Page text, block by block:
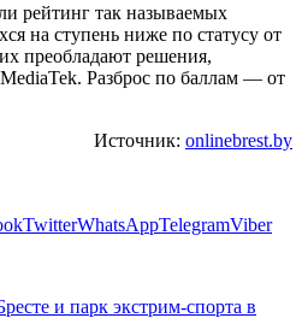
рейтинг так называемых
на ступень ниже по статусу от
преобладают решения,
Разброс по баллам — от
Источник: onlinebrest.by
TwitterWhatsAppTelegramViber
и парк экстрим-спорта в